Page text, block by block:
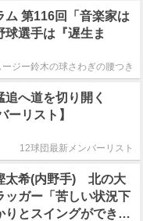
ム 第116回「音楽家は
球選手は『遅生ま
ージー鈴木の球さわぎの腰つき
へ道を切り開く
ーリスト】
12球団最新メンバーリスト
太希(内野手) 北の大
ッガー「苦しい状況下
りとスイングができる